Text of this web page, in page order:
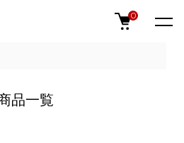
0
品一覧